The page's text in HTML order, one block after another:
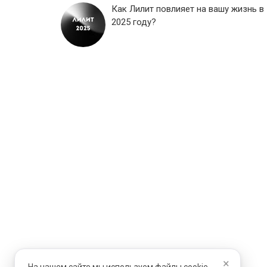
×
Как Лилит повлияет на вашу жизнь в
2025 году?